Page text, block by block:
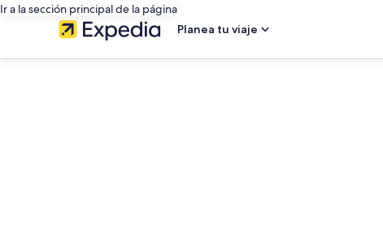
Ir a la sección principal de la página
Planea tu viaje